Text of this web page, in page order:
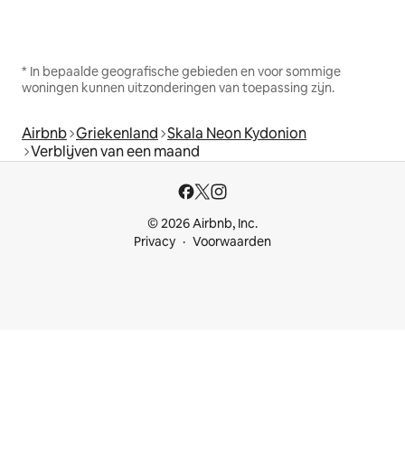
* In bepaalde geografische gebieden en voor sommige
woningen kunnen uitzonderingen van toepassing zijn.
Airbnb Griekenland Skala Neon Kydonion
Verblijven van een maand
© 2026 Airbnb, Inc.
Privacy
Voorwaarden